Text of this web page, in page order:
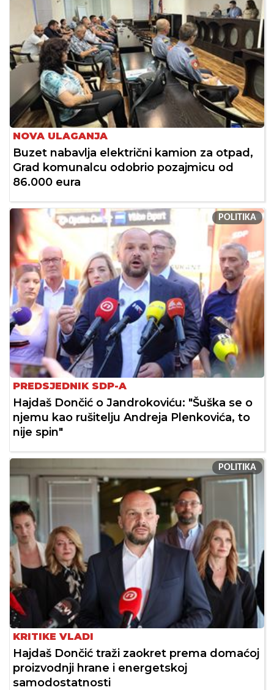
NOVA ULAGANJA
Buzet nabavlja električni kamion za otpad,
Grad komunalcu odobrio pozajmicu od
86.000 eura
POLITIKA
PREDSJEDNIK SDP-A
Hajdaš Dončić o Jandrokoviću: "Šuška se o
njemu kao rušitelju Andreja Plenkovića, to
nije spin"
POLITIKA
KRITIKE VLADI
Hajdaš Dončić traži zaokret prema domaćoj
proizvodnji hrane i energetskoj
samodostatnosti